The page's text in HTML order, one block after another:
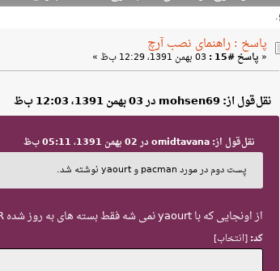
پاسخ : راهنمای نصب آرچ
« پاسخ #15 :
نقل‌قول از: mohsen69 در 03 بهمن 1391، 12:03 ب‌ظ
نقل‌قول از: omidtavana در 02 بهمن 1391، 05:11 ب‌ظ
پست دوم در مورد pacman و yaourt نوشته شد.
از اونجایی که با yaourt نمی شه فقط بسته های به روز شده AUR رو آپدیت کرد شاید معرفی pacaur هم در کنارش بد نباشه.
کد:[انتخاب]